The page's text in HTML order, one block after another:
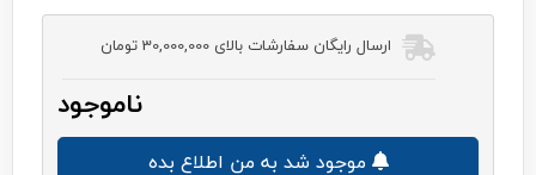
ارسال رایگان سفارشات بالای 30,000,000 تومان
ناموجود